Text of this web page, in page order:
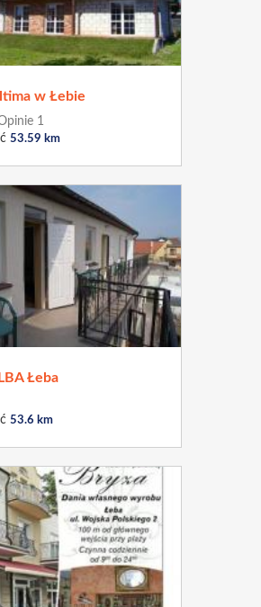
w Łebie
1
53.59 km
Łeba
53.6 km